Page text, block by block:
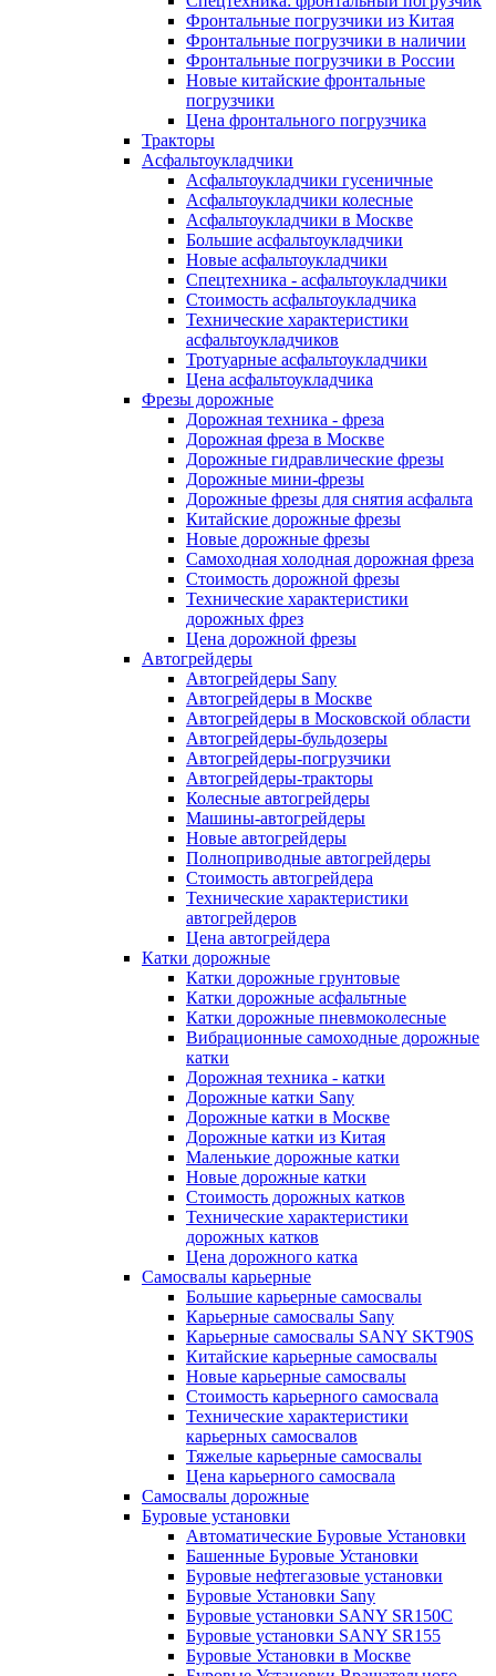
Фронтальные погрузчики из Китая
Фронтальные погрузчики в наличии
Фронтальные погрузчики в России
Новые китайские фронтальные
погрузчики
Цена фронтального погрузчика
Тракторы
Асфальтоукладчики
Асфальтоукладчики гусеничные
Асфальтоукладчики колесные
Асфальтоукладчики в Москве
Большие асфальтоукладчики
Новые асфальтоукладчики
Спецтехника - асфальтоукладчики
Стоимость асфальтоукладчика
Технические характеристики
асфальтоукладчиков
Тротуарные асфальтоукладчики
Цена асфальтоукладчика
Фрезы дорожные
Дорожная техника - фреза
Дорожная фреза в Москве
Дорожные гидравлические фрезы
Дорожные мини-фрезы
Дорожные фрезы для снятия асфальта
Китайские дорожные фрезы
Новые дорожные фрезы
Самоходная холодная дорожная фреза
Стоимость дорожной фрезы
Технические характеристики
дорожных фрез
Цена дорожной фрезы
Автогрейдеры
Автогрейдеры Sany
Автогрейдеры в Москве
Автогрейдеры в Московской области
Автогрейдеры-бульдозеры
Автогрейдеры-погрузчики
Автогрейдеры-тракторы
Колесные автогрейдеры
Машины-автогрейдеры
Новые автогрейдеры
Полноприводные автогрейдеры
Стоимость автогрейдера
Технические характеристики
автогрейдеров
Цена автогрейдера
Катки дорожные
Катки дорожные грунтовые
Катки дорожные асфальтные
Катки дорожные пневмоколесные
Вибрационные самоходные дорожные
катки
Дорожная техника - катки
Дорожные катки Sany
Дорожные катки в Москве
Дорожные катки из Китая
Маленькие дорожные катки
Новые дорожные катки
Стоимость дорожных катков
Технические характеристики
дорожных катков
Цена дорожного катка
Самосвалы карьерные
Большие карьерные самосвалы
Карьерные самосвалы Sany
Карьерные самосвалы SANY SKT90S
Китайские карьерные самосвалы
Новые карьерные самосвалы
Стоимость карьерного самосвала
Технические характеристики
карьерных самосвалов
Тяжелые карьерные самосвалы
Цена карьерного самосвала
Самосвалы дорожные
Буровые установки
Автоматические Буровые Установки
Башенные Буровые Установки
Буровые нефтегазовые установки
Буровые Установки Sany
Буровые установки SANY SR150C
Буровые установки SANY SR155
Буровые Установки в Москве